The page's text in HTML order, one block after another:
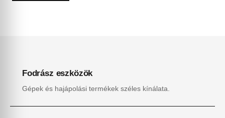
Fodrász eszközök
Gépek és hajápolási termékek széles kínálata.